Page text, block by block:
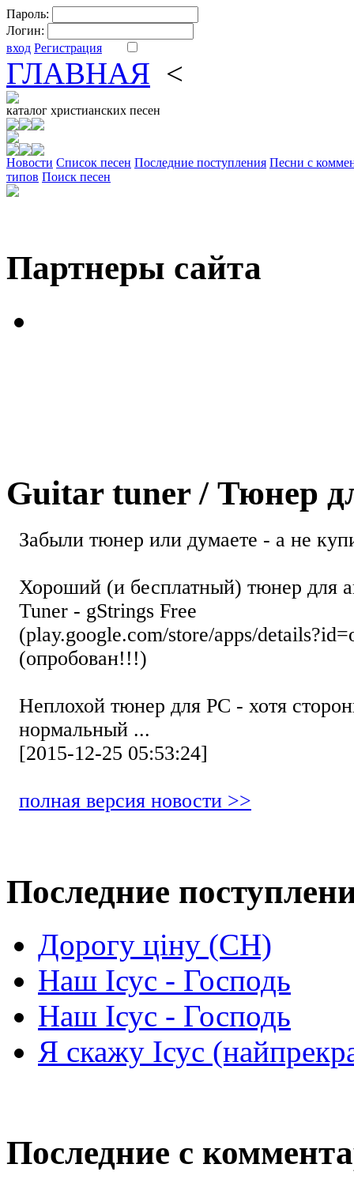
Пароль:
Логин:
вход Регистрация
ГЛАВНАЯ <
каталог христианских песен
Новости Cписок песен Последние поступления Песни с
типов Поиск песен
Партнеры сайта
Guitar tuner / Тюнер
Забыли тюнер или думаете - а не
Хороший (и бесплатный) тюнер для
Tuner - gStrings Free
(play.google.com/store/apps/
(опробован!!!)
Неплохой тюнер для РС - хотя
нормальный ...
[2015-12-25 05:53:24]
полная версия новости >>
Последние
Дорогу ціну (СН)
Наш Ісус - Господь
Наш Ісус - Господь
Я скажу Ісус
Последние с